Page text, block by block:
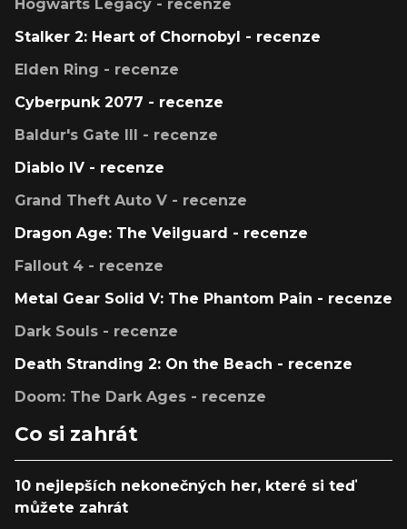
Hogwarts Legacy - recenze
Stalker 2: Heart of Chornobyl - recenze
Elden Ring - recenze
Cyberpunk 2077 - recenze
Baldur's Gate III - recenze
Diablo IV - recenze
Grand Theft Auto V - recenze
Dragon Age: The Veilguard - recenze
Fallout 4 - recenze
Metal Gear Solid V: The Phantom Pain - recenze
Dark Souls - recenze
Death Stranding 2: On the Beach - recenze
Doom: The Dark Ages - recenze
Co si zahrát
10 nejlepších nekonečných her, které si teď
můžete zahrát